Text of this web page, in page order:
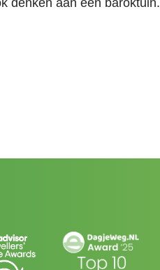
denken aan een baroktuin.